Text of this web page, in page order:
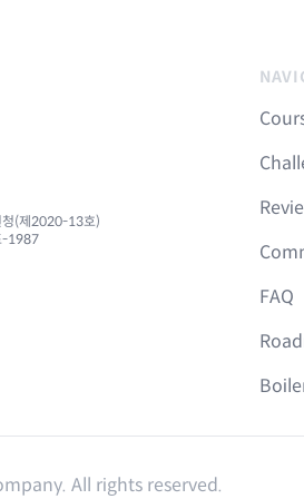
청(제2020-13호)
-1987
FAQ
All rights reserved.